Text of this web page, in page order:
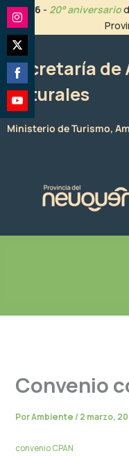
contenido
2026 - 20° aniversario
Secretaría de
Naturales
Ministerio de Turismo,
Convenio
PorAmbiente/2 marzo,
convenio CPAN
Share
on
Instagram
Share
on
Twitter
Share
on
Facebook
Share
on